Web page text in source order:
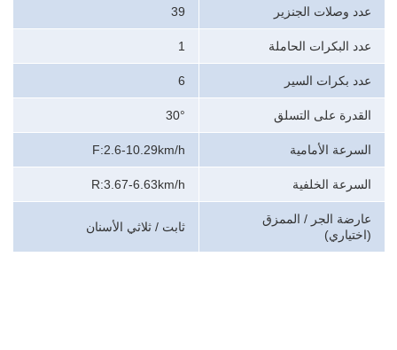
عدد وصلات الجنزير 39
عدد البكرات الحاملة 1
عدد بكرات السير 6
القدرة على التسلق 30°
السرعة الأمامية F:2.6-10.29km/h
السرعة الخلفية R:3.67-6.63km/h
عارضة الجر / الممزق
(اختياري)
ثابت / ثلاثي الأسنان